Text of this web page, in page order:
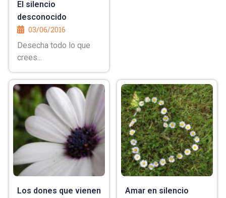
El silencio
desconocido
03/06/2016
Desecha todo lo que
crees...
Los dones que vienen
Amar en silencio